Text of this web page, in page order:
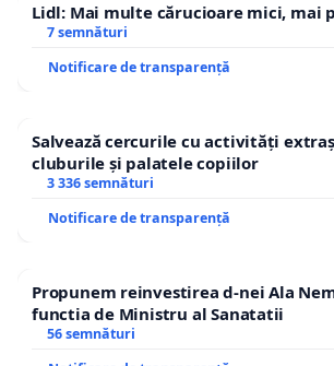
Lidl: Mai multe cărucioare mici, mai
7 semnături
Notificare de transparență
Salvează cercurile cu activități
cluburile și palatele copiilor
3 336 semnături
Notificare de transparență
Propunem reinvestirea d-nei Ala
functia de Ministru al Sanatatii
56 semnături